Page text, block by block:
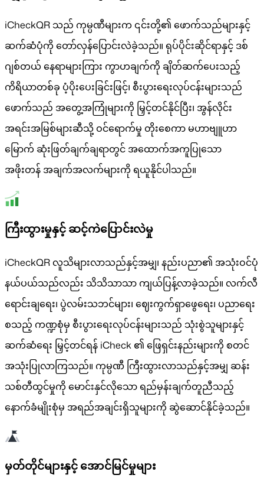
iCheckQR သည် ကုမ္ပဏီများက ၎င်းတို့၏ ဖောက်သည်များနှင့်
ဆက်ဆံပုံကို တော်လှန်ပြောင်းလဲခဲ့သည်။ ရုပ်ပိုင်းဆိုင်ရာနှင့် ဒစ်
ဂျစ်တယ် နေရာများကြား ကွာဟချက်ကို ချိတ်ဆက်ပေးသည့်
ကိရိယာတစ်ခု ပံ့ပိုးပေးခြင်းဖြင့်၊ စီးပွားရေးလုပ်ငန်းများသည်
ဖောက်သည် အတွေ့အကြုံများကို မြှင့်တင်နိုင်ပြီး၊ အွန်လိုင်း
အရင်းအမြစ်များဆီသို့ ဝင်ရောက်မှု တိုးစေကာ မဟာဗျူဟာ
မြောက် ဆုံးဖြတ်ချက်ချရာတွင် အထောက်အကူပြုသော
အဖိုးတန် အချက်အလက်များကို ရယူနိုင်ပါသည်။
ကြီးထွားမှုနှင့် ဆင့်ကဲပြောင်းလဲမှု
iCheckQR လူသိများလာသည်နှင့်အမျှ၊ နည်းပညာ၏ အသုံးဝင်ပုံ
နယ်ပယ်သည်လည်း သိသိသာသာ ကျယ်ပြန့်လာခဲ့သည်။ လက်လီ
ရောင်းချရေး၊ ပွဲလမ်းသဘင်များ၊ ဈေးကွက်ရှာဖွေရေး၊ ပညာရေး
စသည့် ကဏ္ဍစုံမှ စီးပွားရေးလုပ်ငန်းများသည် သုံးစွဲသူများနှင့်
ဆက်ဆံရေး မြှင့်တင်ရန် iCheck ၏ ဖြေရှင်းနည်းများကို စတင်
အသုံးပြုလာကြသည်။ ကုမ္ပဏီ ကြီးထွားလာသည်နှင့်အမျှ ဆန်း
သစ်တီထွင်မှုကို မောင်းနှင်လိုသော ရည်မှန်းချက်တူညီသည့်
နောက်ခံမျိုးစုံမှ အရည်အချင်းရှိသူများကို ဆွဲဆောင်နိုင်ခဲ့သည်။
မှတ်တိုင်များနှင့် အောင်မြင်မှုများ